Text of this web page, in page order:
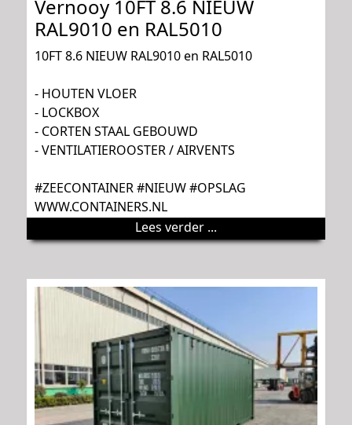
Vernooy 10FT 8.6 NIEUW
RAL9010 en RAL5010
10FT 8.6 NIEUW RAL9010 en RAL5010
- HOUTEN VLOER
- LOCKBOX
- CORTEN STAAL GEBOUWD
- VENTILATIEROOSTER / AIRVENTS
#ZEECONTAINER #NIEUW #OPSLAG
WWW.CONTAINERS.NL
Lees verder ...